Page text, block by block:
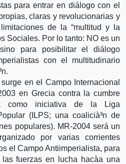
para entrar en diálogo con el
claras y revolucionarias y
de la “multitud y la
Sociales. Por lo tanto: NO es un
para posibilitar el diálogo
con el multitudinario
en el Campo Internacional
en Grecia contra la cumbre
como iniciativa de la Liga
(ILPS; una coalicià³n de
populares). MR-2004 será un
por varias corrientes
el Campo Antiimperialista, para
fuerzas en lucha hacà­a una